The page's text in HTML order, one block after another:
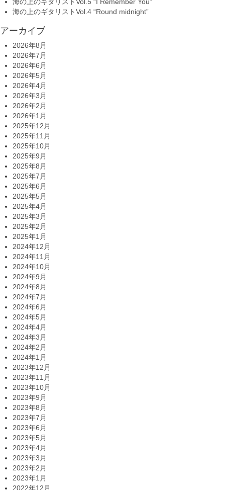
海の上のギタリストVol.4 “Round midnight”
アーカイブ
2026年8月
2026年7月
2026年6月
2026年5月
2026年4月
2026年3月
2026年2月
2026年1月
2025年12月
2025年11月
2025年10月
2025年9月
2025年8月
2025年7月
2025年6月
2025年5月
2025年4月
2025年3月
2025年2月
2025年1月
2024年12月
2024年11月
2024年10月
2024年9月
2024年8月
2024年7月
2024年6月
2024年5月
2024年4月
2024年3月
2024年2月
2024年1月
2023年12月
2023年11月
2023年10月
2023年9月
2023年8月
2023年7月
2023年6月
2023年5月
2023年4月
2023年3月
2023年2月
2023年1月
2022年12月